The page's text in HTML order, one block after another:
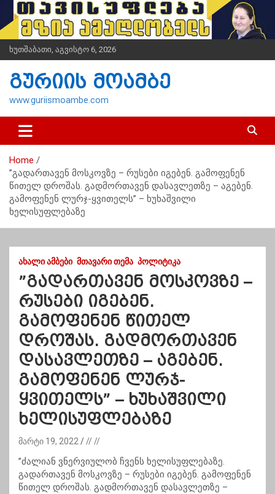
i
t
n
ხუთშაბათი, აგვისტო 6, 2026
გურიის მოამბე
www.guriismoambe.com
Home
”გადართავენ მოსკოვზე – რუსები იგებენ. გამოფენენ
წითელ დროშას. გადმორთავენ დასავლეთზე – აგებენ.
გამოფენენ ლურჯ-ყვითელს” – ხუხაშვილი
ხელისუფლებაზე
ᲐᲮᲐᲚᲘ ᲐᲛᲑᲔᲑᲘ ᲛᲗᲐᲕᲐᲠᲘ ᲗᲔᲛᲐ ᲞᲝᲚᲘᲢᲘᲙᲐ
”გადართავენ მოსკოვზე –
რუსები იგებენ.
გამოფენენ წითელ
დროშას. გადმორთავენ
დასავლეთზე – აგებენ.
გამოფენენ ლურჯ-
ყვითელს” – ხუხაშვილი
ხელისუფლებაზე
მარტი 19, 2022 // //
”ძალიან ვნერვიულობ ჩვენს ხელისუფლებაზე.
გადართავენ მოსკოვზე – რუსები იგებენ. გამოფენენ
წითელ დროშას. გადმორთავენ დასავლეთზე –